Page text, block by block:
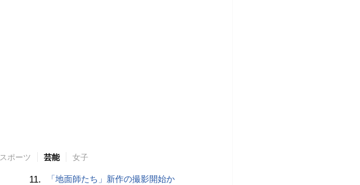
スポーツ 芸能 女子
11. 「地面師たち」新作の撮影開始か